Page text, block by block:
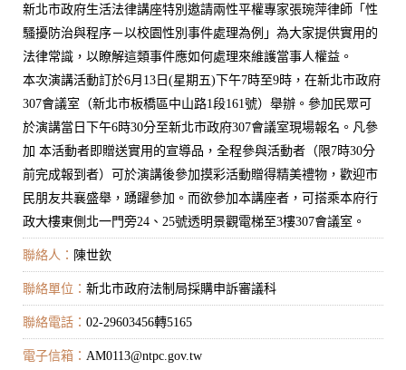
新北市政府生活法律講座特別邀請兩性平權專家張琬萍律師「性
騷擾防治與程序－以校園性別事件處理為例」為大家提供實用的
法律常識，以瞭解這類事件應如何處理來維護當事人權益。
本次演講活動訂於6月13日(星期五)下午7時至9時，在新北市政府
307會議室（新北市板橋區中山路1段161號）舉辦。參加民眾可
於演講當日下午6時30分至新北市政府307會議室現場報名。凡參
加 本活動者即贈送實用的宣導品，全程參與活動者（限7時30分
前完成報到者）可於演講後參加摸彩活動贈得精美禮物，歡迎市
民朋友共襄盛舉，踴躍參加。而欲參加本講座者，可搭乘本府行
政大樓東側北一門旁24、25號透明景觀電梯至3樓307會議室。
聯絡人： 陳世欽
聯絡單位： 新北市政府法制局採購申訴審議科
聯絡電話： 02-29603456轉5165
電子信箱： AM0113@ntpc.gov.tw